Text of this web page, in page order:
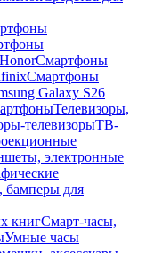
Смартфоны
Смартфоны
Galaxy S26
Телевизоры,
телевизорыТВ-
электронные
бамперы для
книгСмарт-часы,
Умные часы